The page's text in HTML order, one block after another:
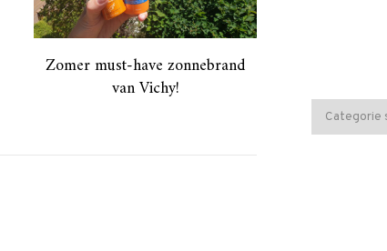
Zomer must-have zonnebrand
van Vichy!